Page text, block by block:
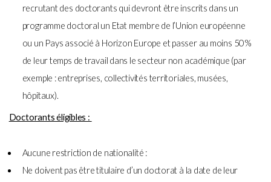
recrutant des doctorants qui devront être inscrits dans un
programme doctoral un Etat membre de l’Union européenne
ou un Pays associé à Horizon Europe et passer au moins 50%
de leur temps de travail dans le secteur non académique (par
exemple : entreprises, collectivités territoriales, musées,
hôpitaux).
Doctorants éligibles :
Aucune restriction de nationalité :
Ne doivent pas être titulaire d’un doctorat à la date de leur